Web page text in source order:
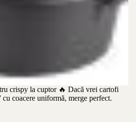
crispy la cuptor 🔥 Dacă vrei cartofi
coacere uniformă, merge perfect.